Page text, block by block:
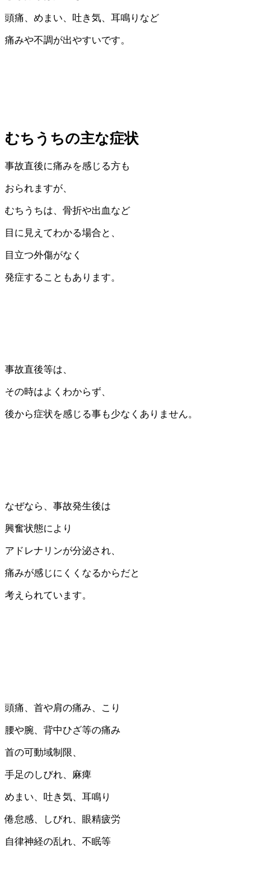
頭痛、めまい、吐き気、耳鳴りなど
痛みや不調が出やすいです。
むちうちの主な症状
事故直後に痛みを感じる方も
おられますが、
むちうちは、骨折や出血など
目に見えてわかる場合と、
目立つ外傷がなく
発症することもあります。
事故直後等は、
その時はよくわからず、
後から症状を感じる事も少なくありません。
なぜなら、事故発生後は
興奮状態により
アドレナリンが分泌され、
痛みが感じにくくなるからだと
考えられています。
頭痛、首や肩の痛み、こり
腰や腕、背中ひざ等の痛み
首の可動域制限、
手足のしびれ、麻痺
めまい、吐き気、耳鳴り
倦怠感、しびれ、眼精疲労
自律神経の乱れ、不眠等